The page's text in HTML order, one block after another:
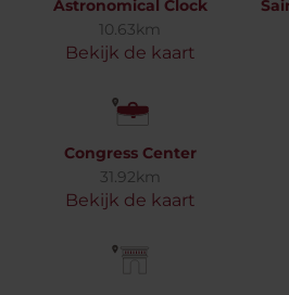
Astronomical Clock
10.63km
Bekijk de kaart
Congress Center
31.92km
Bekijk de kaart